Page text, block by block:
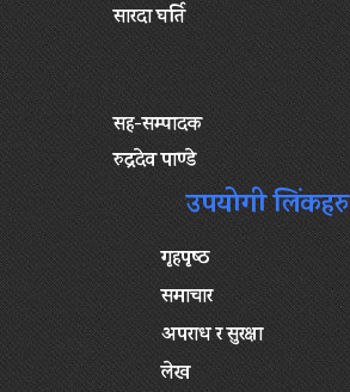
सारदा घर्ति
सह-सम्पादक
रुद्रदेव पाण्डे
उपयोगी लिंकहरु
गृहपृष्‍ठ
समाचार
अपराध र सुरक्षा
लेख